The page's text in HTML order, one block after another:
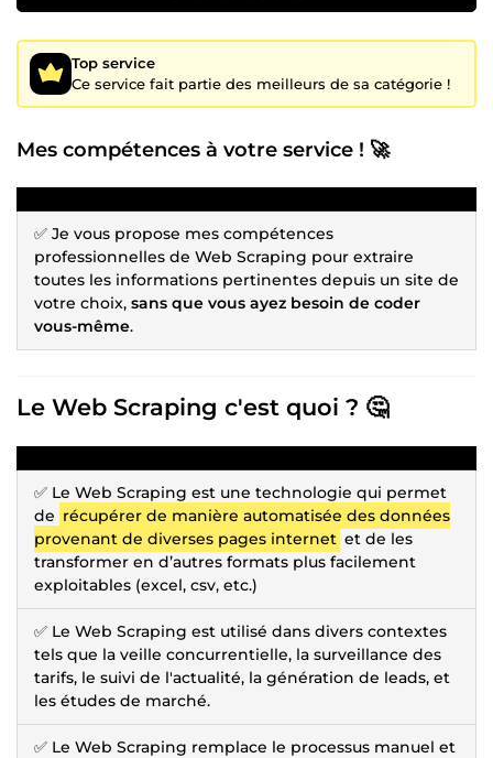
Top service
Ce service fait partie des meilleurs de sa catégorie !
Mes compétences à votre service ! 🚀
✅ Je vous propose mes compétences
professionnelles de Web Scraping pour extraire
toutes les informations pertinentes depuis un site de
votre choix, sans que vous ayez besoin de coder
vous-même.
Le Web Scraping c'est quoi ? 🤔
✅ Le Web Scraping est une technologie qui permet
de récupérer de manière automatisée des données
provenant de diverses pages internet et de les
transformer en d’autres formats plus facilement
exploitables (excel, csv, etc.)
✅ Le Web Scraping est utilisé dans divers contextes
tels que la veille concurrentielle, la surveillance des
tarifs, le suivi de l'actualité, la génération de leads, et
les études de marché.
✅ Le Web Scraping remplace le processus manuel et